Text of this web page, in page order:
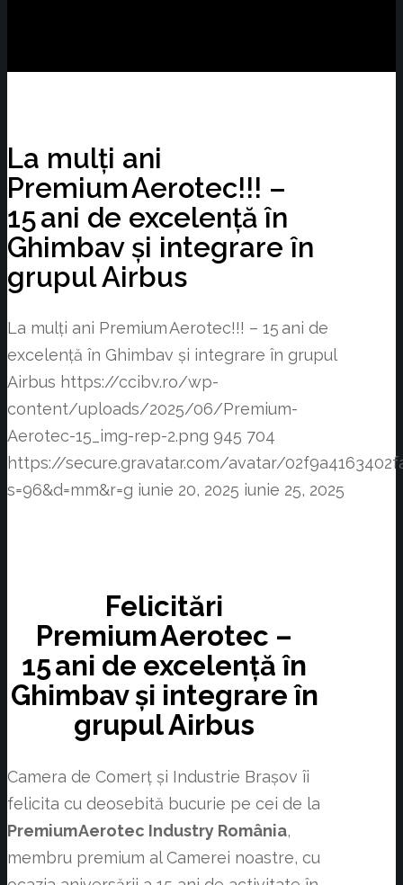
La mulți ani
Premium Aerotec!!! –
15 ani de excelență în
Ghimbav și integrare în
grupul Airbus
La mulți ani Premium Aerotec!!! – 15 ani de
excelență în Ghimbav și integrare în grupul
Airbus https://ccibv.ro/wp-
content/uploads/2025/06/Premium-
Aerotec-15_img-rep-2.png 945 704
https://secure.gravatar.com/avatar/
s=96&d=mm&r=g iunie 20, 2025 iunie 25, 2025
Felicitări
PremiumAerotec –
15ani de excelență în
Ghimbav și integrare în
grupul Airbus
Camera de Comerț și Industrie Brașov îi
felicita cu deosebită bucurie pe cei de la
PremiumAerotec Industry România,
membru premium al Camerei noastre, cu